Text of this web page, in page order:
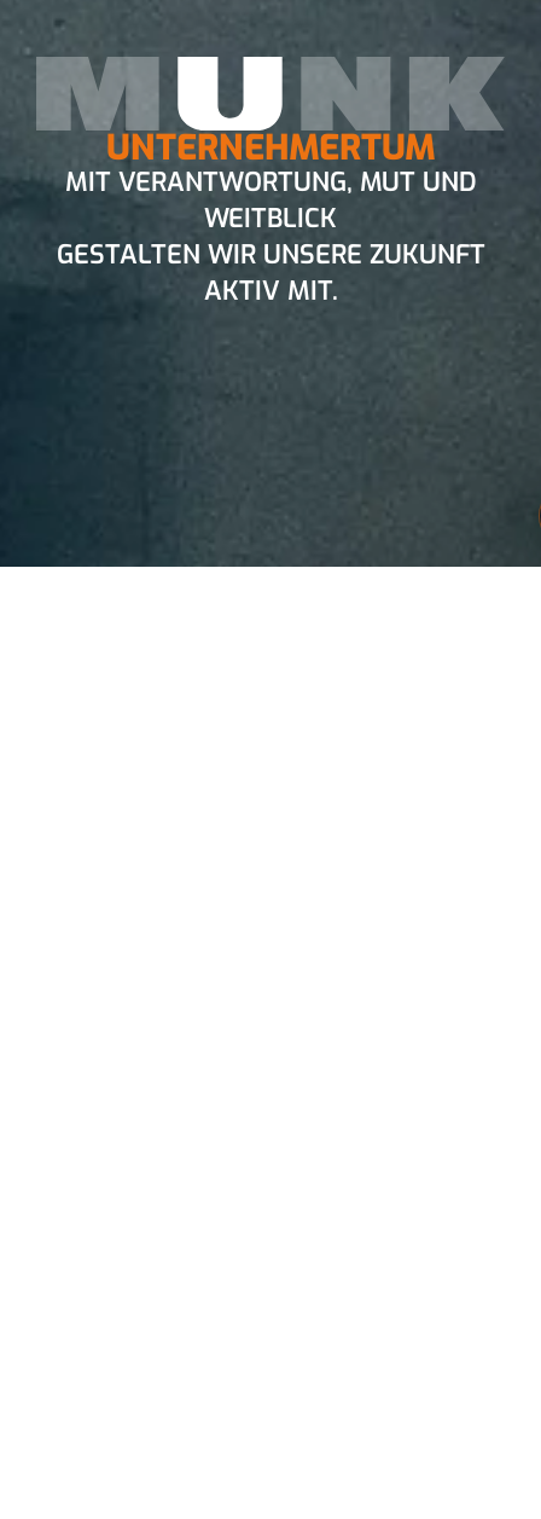
NACHHALTIGKEIT
WIR HANDELN
RESSOURCENSCHONEND, DENKEN
LANGFRISTIG
UND ÜBERNEHMEN
VERANTWORTUNG – FÜR MENSCH
UND UMWELT.